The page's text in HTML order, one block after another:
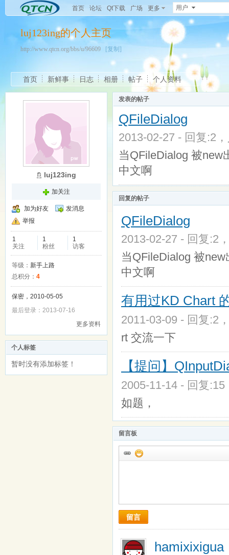
首页 论坛 Qt下载 广场 更多 用户
luj123ing的个人主页
http://www.qtcn.org/bbs/u/96609 [复制]
首页 新鲜事 日志 相册 帖子 个人资料
luj123ing
加关注
加为好友
发消息
举报
1
关注
1
粉丝
1
访客
等级： 新手上路
总积分： 4
保密，2010-05-05
最后登录：2013-07-16
更多资料
个人标签
暂时没有添加标签！
发表的帖子
QFileDialog
2013-02-27 - 回复:2
当QFileDialog 被new
中文啊
回复的帖子
QFileDialog
2013-02-27 - 回复:2
当QFileDialog 被
中文啊
有用过KD Chart
2011-03-09 - 回复:2
rt 交流一下
【提问】
2005-11-14 - 回复
如题，
留言板
留言
hamixixigua